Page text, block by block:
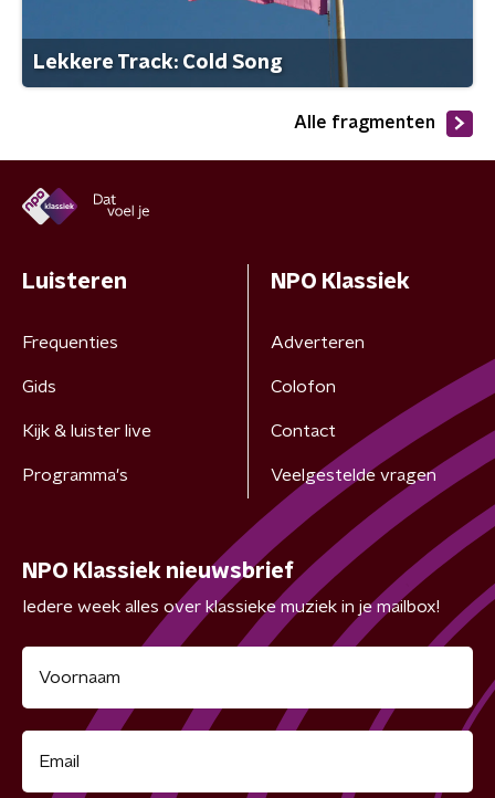
Lekkere Track: Cold Song
Alle fragmenten
Luisteren
Frequenties
Gids
Kijk & luister live
Programma's
NPO Klassiek
Adverteren
Colofon
Contact
Veelgestelde vragen
NPO Klassiek nieuwsbrief
Iedere week alles over klassieke muziek in je mailbox!